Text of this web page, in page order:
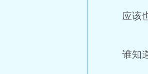
应该也
谁知道